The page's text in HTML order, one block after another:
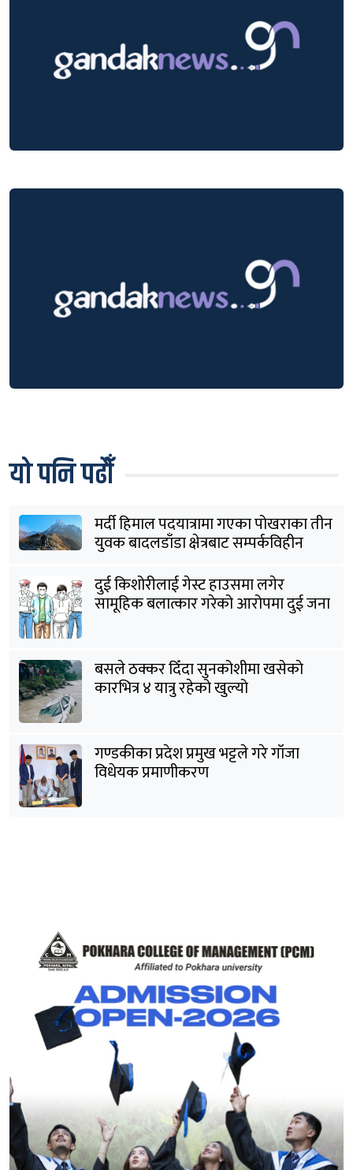
यो पनि पढौँ
मर्दी हिमाल पदयात्रामा गएका पोखराका तीन
युवक बादलडाँडा क्षेत्रबाट सम्पर्कविहीन
दुई किशोरीलाई गेस्ट हाउसमा लगेर
सामूहिक बलात्कार गरेको आरोपमा दुई जना
बसले ठक्कर दिँदा सुनकोशीमा खसेकाे
कारभित्र ४ यात्रु रहेको खुल्यो
गण्डकीका प्रदेश प्रमुख भट्टले गरे गाँजा
विधेयक प्रमाणीकरण